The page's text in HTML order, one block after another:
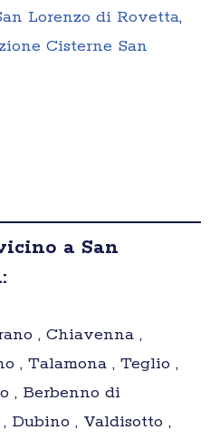
Lorenzo di Rovetta,
Cisterne San
a San
, Chiavenna ,
, Talamona , Teglio ,
, Berbenno di
Dubino , Valdisotto ,